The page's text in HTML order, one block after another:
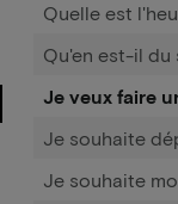
Quelle est
Qu'en est-il du
Je veux faire
Je souhaite
Je souhaite